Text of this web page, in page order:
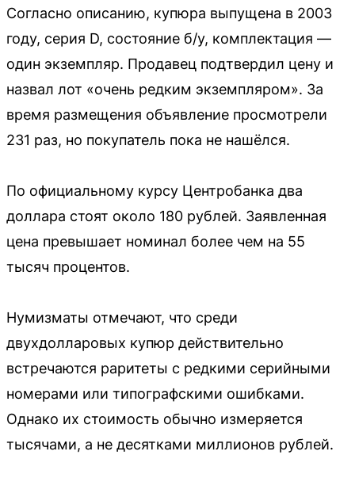
Согласно описанию, купюра выпущена в 2003
году, серия D, состояние б/у, комплектация —
один экземпляр. Продавец подтвердил цену и
назвал лот «очень редким экземпляром». За
время размещения объявление просмотрели
231 раз, но покупатель пока не нашёлся.
По официальному курсу Центробанка два
доллара стоят около 180 рублей. Заявленная
цена превышает номинал более чем на 55
тысяч процентов.
Нумизматы отмечают, что среди
двухдолларовых купюр действительно
встречаются раритеты с редкими серийными
номерами или типографскими ошибками.
Однако их стоимость обычно измеряется
тысячами, а не десятками миллионов рублей.